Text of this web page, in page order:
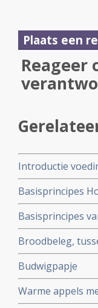
Plaats een
Reageer
Introductie
Basisprincipes
Basisprincipes
Broodbeleg,
Budwigpapje
Warme appels